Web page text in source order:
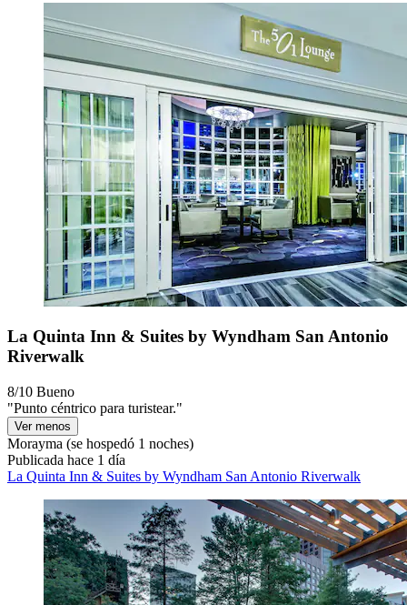
La Quinta Inn & Suites by Wyndham San Antonio
Riverwalk
8/10 Bueno
"Punto céntrico para turistear."
Ver menos
Morayma (se hospedó 1 noches)
Publicada hace 1 día
La Quinta Inn & Suites by Wyndham San Antonio Riverwalk